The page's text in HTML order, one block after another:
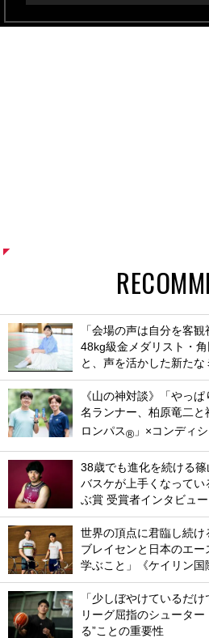
「会場の声は自分を客
48kg級金メダリスト・
と、声を活かした新たな
《山の神対談》「やっ
名ランナー、柏原竜二
ロンパス® 」×コンディ
38歳でも進化を続ける
バスケが上手くなって
ぶ賞 受賞者インタビュー
世界の頂点に君臨し続け
ブレイセンと日本のエ
学ぶこと」《ケイリン国
「少しぼやけているだ
リーグ屈指のシューター
る”ことの重要性